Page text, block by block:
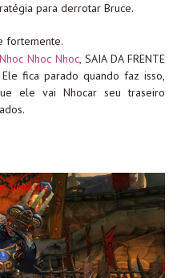
para derrotar Bruce.
fortemente.
Nhoc Nhoc Nhoc, SAIA DA FRENTE
Ele fica parado quando faz isso,
ele vai Nhocar seu traseiro